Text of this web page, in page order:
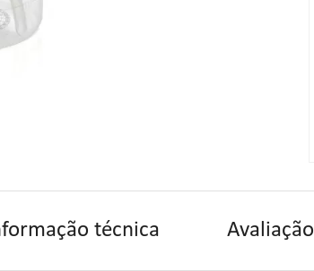
técnica Avaliação